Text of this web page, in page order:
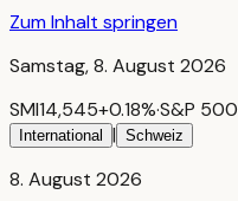
Zum Inhalt springen
Samstag, 8. August 2026
SMI14,545+0.18%·S&P 500
International | Schweiz
8. August 2026